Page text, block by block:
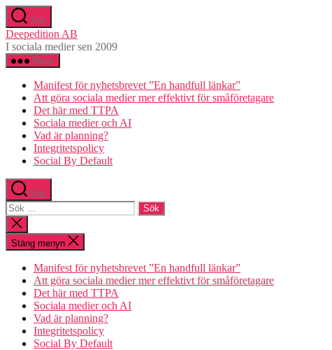
Hoppa
till
innehåll
Sök
Deepedition AB
I sociala medier sen 2009
Meny
Manifest för nyhetsbrevet ”En handfull länkar”
Att göra sociala medier mer effektivt för småföretagare
Det här med TTPA
Sociala medier och AI
Vad är planning?
Integritetspolicy
Social By Default
Sök
Sök
efter:
Stäng
sökningen
Stäng menyn
Manifest för nyhetsbrevet ”En handfull länkar”
Att göra sociala medier mer effektivt för småföretagare
Det här med TTPA
Sociala medier och AI
Vad är planning?
Integritetspolicy
Social By Default